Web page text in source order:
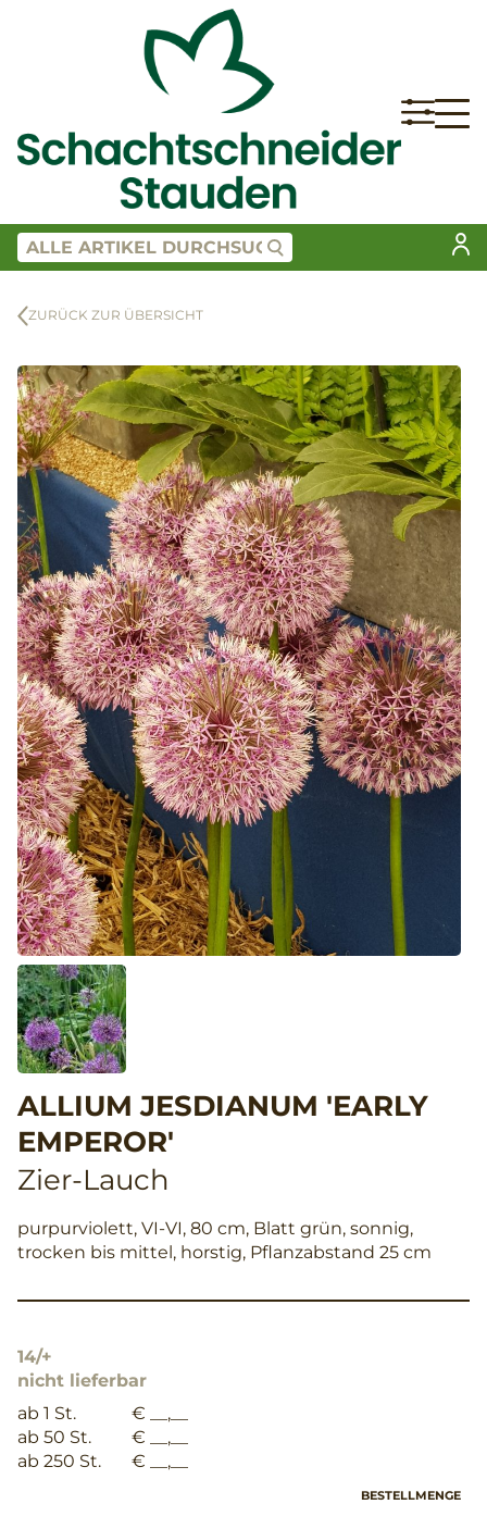
ZURÜCK ZUR ÜBERSICHT
ALLIUM JESDIANUM 'EARLY
EMPEROR'
Zier-Lauch
purpurviolett, VI-VI, 80 cm, Blatt grün, sonnig,
trocken bis mittel, horstig, Pflanzabstand 25 cm
14/+
nicht lieferbar
ab 1 St.
€ __,__
ab 50 St.
€ __,__
ab 250 St.
€ __,__
BESTELLMENGE